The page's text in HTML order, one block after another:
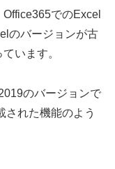
でのExcel
のバージョンが古
います。
のバージョンで
された機能のよう